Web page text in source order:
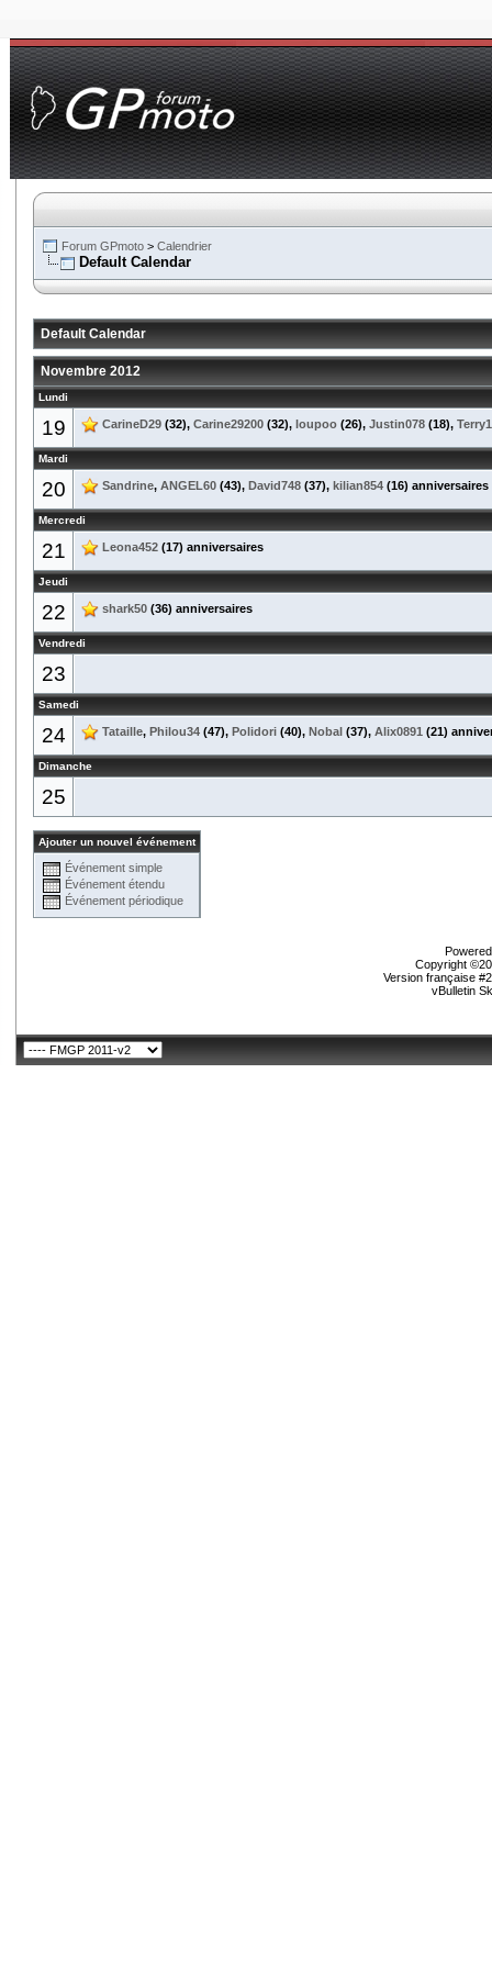
Forum GPmoto > Calendrier
Default Calendar
Default Calendar
Novembre 2012
Lundi
19 CarineD29 (32), Carine29200 (32), loupoo (26), Justin078 (18),
Mardi
20 Sandrine, ANGEL60 (43), David748 (37), kilian854 (16) anniversaires
Mercredi
21 Leona452 (17) anniversaires
Jeudi
22 shark50 (36) anniversaires
Vendredi
23
Samedi
24 Tataille, Philou34 (47), Polidori (40), Nobal (37), Alix0891 (21)
Dimanche
25
Ajouter un nouvel événement
Événement simple
Événement étendu
Événement périodique
Copyright
Version française
vBulletin